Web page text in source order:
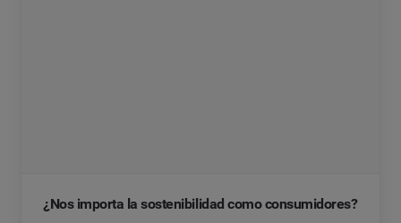
¿Nos importa la sostenibilidad como consumidores?